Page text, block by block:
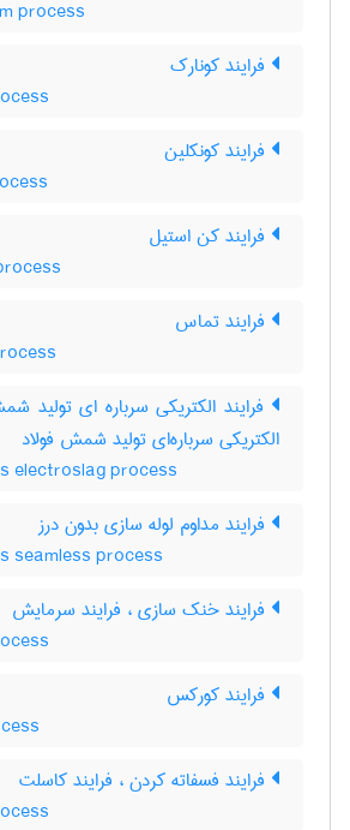
process
فرایند کونارک
فرایند کونکلین
فرایند کن استیل
فرایند تماس
فرایند الکتریکی سرباره ای تولید
الکتریکی سرباره‌ای تولید شمش فولاد
electroslag process
فرایند مداوم لوله سازی بدون درز
seamless process
فرایند خنک سازی ، فرایند سرمایش
فرایند کورکس
فرایند فسفاته کردن ، فرایند کاسلت